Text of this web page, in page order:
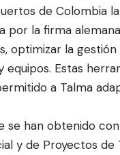
de Colombia
por la firma
optimizar la
equipos. Estas
a Talma
se han obtenido
y de Proyectos de